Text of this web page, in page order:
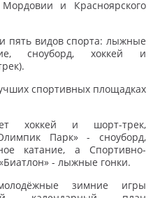
и Красноярского
пять видов спорта: лыжные
сноуборд, хоккей и
спортивных площадках
хоккей и шорт-трек,
Парк» - сноуборд,
катание, а Спортивно-
- лыжные гонки.
зимние игры